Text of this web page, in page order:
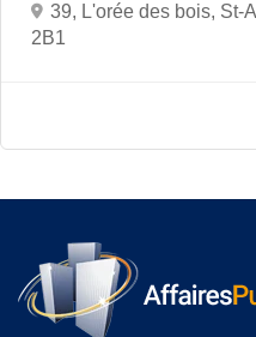
39, L'orée des bois, St-
2B1